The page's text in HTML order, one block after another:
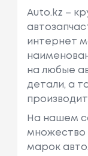
Auto.kz –
интернет
на любые
детали, а
На нашем
множество
марок